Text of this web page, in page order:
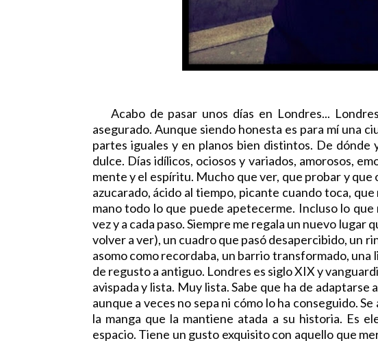
Acabo de pasar unos días en Londres...
asegurado. Aunque siendo honesta es para mí una
partes iguales y en planos bien distintos. De dónde
dulce. Días idílicos, ociosos y variados, amorosos,
mente y el espíritu. Mucho que ver, que probar y
azucarado, ácido al tiempo, picante cuando toca,
mano todo lo que puede apetecerme. Incluso lo
vez y a cada paso. Siempre me regala un nuevo lugar
volver a ver), un cuadro que pasó desapercibido, un
asomo como recordaba, un barrio transformado,
de regusto a antiguo. Londres es siglo XIX y
avispada y lista. Muy lista. Sabe que ha de adaptarse
aunque a veces no sepa ni cómo lo ha conseguido.
la manga que la mantiene atada a su historia. Es
espacio. Tiene un gusto exquisito con aquello que